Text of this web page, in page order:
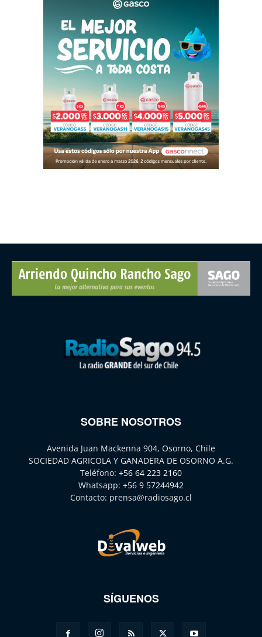
SOBRE NOSOTROS
Avenida Juan Mackenna 904, Osorno, Chile
SOCIEDAD AGRICOLA Y GANADERA DE OSORNO A.G.
Teléfono: +56 64 223 2160
Whatsapp: +56 9 57244942
Contacto: prensa@radiosago.cl
SÍGUENOS